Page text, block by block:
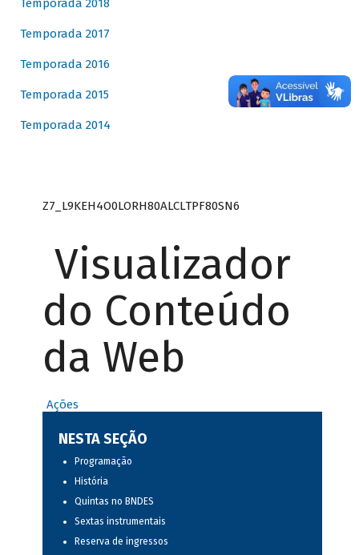
Temporada 2018
Temporada 2017
Temporada 2016
Temporada 2015
Temporada 2014
Z7_L9KEH4O0LORH80ALCLTPF80SN6
Visualizador
do Conteúdo
da Web
Ações
NESTA SEÇÃO
Programação
História
Quintas no BNDES
Sextas instrumentais
Reserva de ingressos